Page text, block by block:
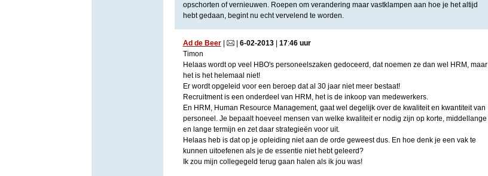
opschorten of vernieuwen. Roepen om verandering maar vastklampen aan hoe je het altijd
hebt gedaan, begint nu echt vervelend te worden.
Ad de Beer| | 6-02-2013| 17:46 uur
Timon
Helaas wordt op veel HBO's personeelszaken gedoceerd, dat noemen ze dan wel HRM, maar
het is het helemaal niet!
Er wordt opgeleid voor een beroep dat al 30 jaar niet meer bestaat!
Recruitment is een onderdeel van HRM, het is de inkoop van medewerkers.
En HRM, Human Resource Management, gaat wel degelijk over de kwaliteit en kwantiteit van
personeel. Je bepaalt hoeveel mensen van welke kwaliteit er nodig zijn op korte, middellange
en lange termijn en zet daar strategieën voor uit.
Helaas heb is dat op je opleiding niet aan de orde geweest dus. En hoe denk je een vak te
kunnen uitoefenen als je de essentie niet hebt geleerd?
Ik zou mijn collegegeld terug gaan halen als ik jou was!